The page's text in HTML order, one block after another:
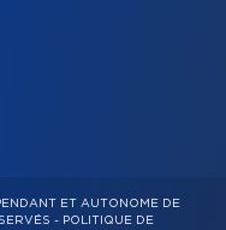
ET AUTONOME DE
- POLITIQUE DE